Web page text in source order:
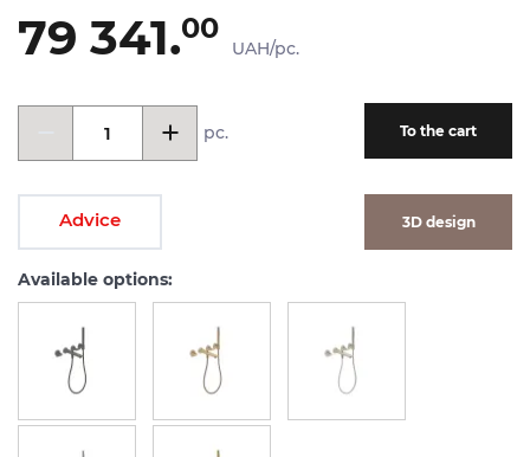
79 341.00
UAH/pc.
pc. To the cart
Advice 3D design
Available options: